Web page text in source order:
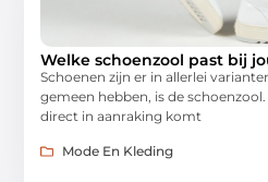
Welke schoenzool past bij
Schoenen zijn er in allerlei
gemeen hebben, is de
direct in aanraking komt
Mode En Kleding